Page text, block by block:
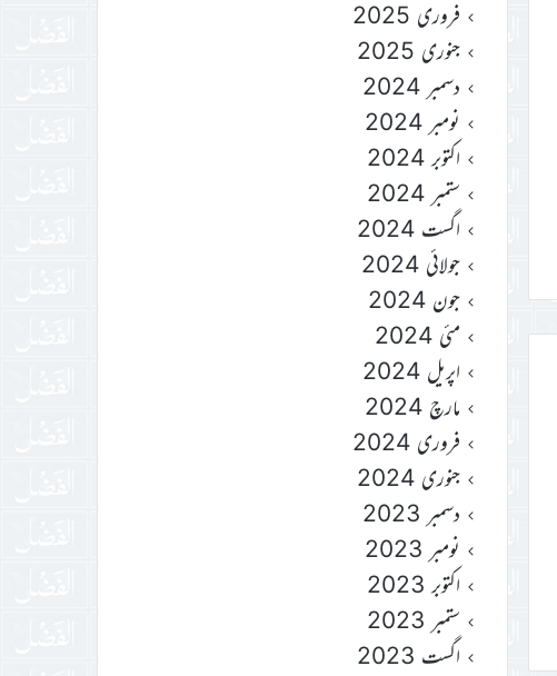
فروری 2025
جنوری 2025
دسمبر 2024
نومبر 2024
اکتوبر 2024
ستمبر 2024
اگست 2024
جولائی 2024
جون 2024
مئی 2024
اپریل 2024
مارچ 2024
فروری 2024
جنوری 2024
دسمبر 2023
نومبر 2023
اکتوبر 2023
ستمبر 2023
اگست 2023